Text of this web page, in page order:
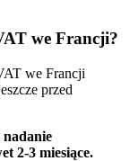
we Francji?
we Francji
przed
nadanie
2-3 miesiące.